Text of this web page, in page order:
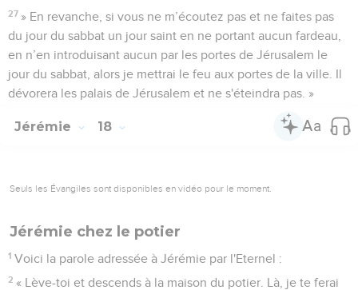
27 » En revanche, si vous ne m’écoutez pas et ne faites pas
du jour du sabbat un jour saint en ne portant aucun fardeau,
en n’en introduisant aucun par les portes de Jérusalem le
jour du sabbat, alors je mettrai le feu aux portes de la ville. Il
dévorera les palais de Jérusalem et ne s'éteindra pas. »
Jérémie 18
Seuls les Évangiles sont disponibles en vidéo pour le moment.
Jérémie chez le potier
1 Voici la parole adressée à Jérémie par l'Eternel :
2 « Lève-toi et descends à la maison du potier. Là, je te ferai